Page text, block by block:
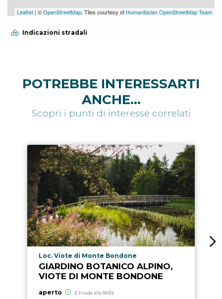
Leaflet | ©OpenStreetMap, Tiles courtesy of Humanitarian OpenStreetMap Team
Indicazioni stradali
POTREBBE INTERESSARTI
ANCHE...
Scopri i punti di interesse correlati
Località punto di interesse
Loc. Viote di Monte Bondone
GIARDINO BOTANICO ALPINO,
VIOTE DI MONTE BONDONE
aperto (Chiude alle 18:00)